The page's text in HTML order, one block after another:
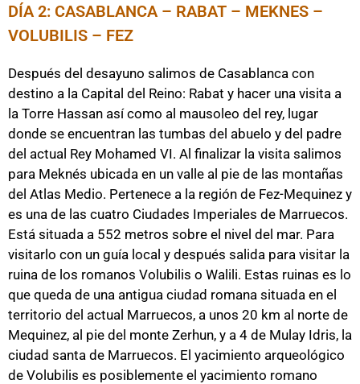
DÍA 2: CASABLANCA – RABAT – MEKNES –
VOLUBILIS – FEZ
Después del desayuno salimos de Casablanca con
destino a la Capital del Reino: Rabat y hacer una visita a
la Torre Hassan así como al mausoleo del rey, lugar
donde se encuentran las tumbas del abuelo y del padre
del actual Rey Mohamed VI. Al finalizar la visita salimos
para Meknés ubicada en un valle al pie de las montañas
del Atlas Medio. Pertenece a la región de Fez-Mequinez y
es una de las cuatro Ciudades Imperiales de Marruecos.
Está situada a 552 metros sobre el nivel del mar. Para
visitarlo con un guía local y después salida para visitar la
ruina de los romanos Volubilis o Walili. Estas ruinas es lo
que queda de una antigua ciudad romana situada en el
territorio del actual Marruecos, a unos 20 km al norte de
Mequinez, al pie del monte Zerhun, y a 4 de Mulay Idris, la
ciudad santa de Marruecos. El yacimiento arqueológico
de Volubilis es posiblemente el yacimiento romano